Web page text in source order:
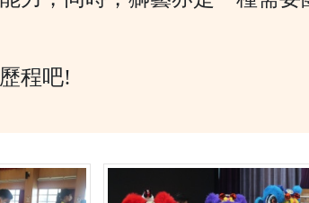
程吧!